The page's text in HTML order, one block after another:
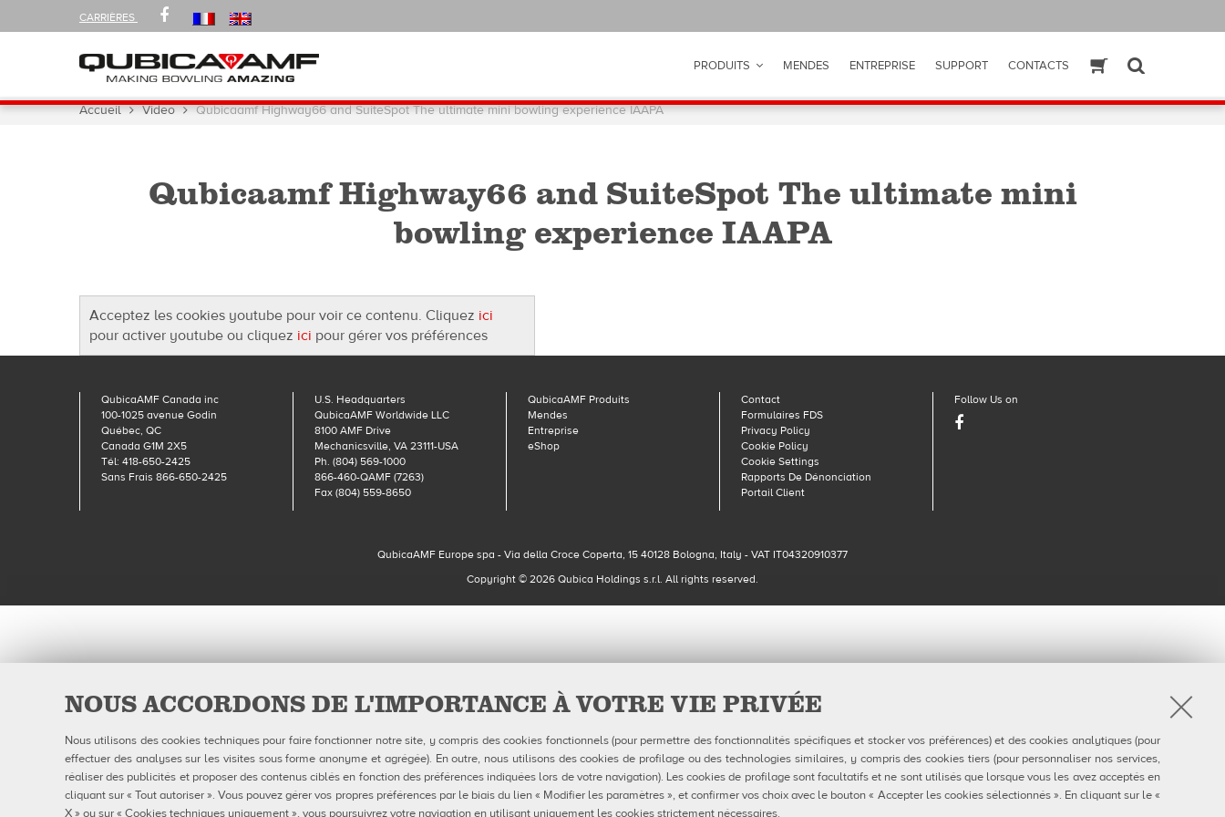
NOUS ACCORDONS DE L'IMPORTANCE À VOTRE VIE PRIVÉE
Nous utilisons des cookies techniques pour faire fonctionner notre site, y compris des cookies fonctionnels (pour permettre des fonctionnalités spécifiques et stocker vos préférences) et des cookies analytiques (pour
effectuer des analyses sur les visites sous forme anonyme et agrégée). En outre, nous utilisons des cookies de profilage ou des technologies similaires, y compris des cookies tiers (pour personnaliser nos services,
réaliser des publicités et proposer des contenus ciblés en fonction des préférences indiquées lors de votre navigation). Les cookies de profilage sont facultatifs et ne sont utilisés que lorsque vous les avez acceptés en
cliquant sur « Tout autoriser ». Vous pouvez gérer vos propres préférences par le biais du lien « Modifier les paramètres », et confirmer vos choix avec le bouton « Accepter les cookies sélectionnés ». En cliquant sur le «
X » ou sur « Cookies techniques uniquement », vous poursuivrez votre navigation en utilisant uniquement les cookies strictement nécessaires.
CARRIÈRES
FOLLOW
US
FACEBOOK
Navigation PRODUITS MENDES ENTREPRISE SUPPORT CONTACTSESHOP
Vous
Accueil Video Qubicaamf Highway66 and SuiteSpot The ultimate mini bowling experience IAAPA
Qubicaamf Highway66 and SuiteSpot The ultimate mini
bowling experience IAAPA
Acceptez les cookies youtube pour voir ce contenu. Cliquez ici
pour activer youtube ou cliquez ici pour gérer vos préférences
QubicaAMF Canada inc
100-1025 avenue Godin
Québec, QC
Canada G1M 2X5
Tél: 418-650-2425
Sans Frais 866-650-2425
U.S. Headquarters
QubicaAMF Worldwide LLC
8100 AMF Drive
Mechanicsville, VA 23111-USA
Ph. (804) 569-1000
866-460-QAMF (7263)
Fax (804) 559-8650
QubicaAMF Produits
Mendes
Entreprise
eShop
Contact
Formulaires FDS
Privacy Policy
Cookie Policy
Cookie Settings
Rapports De Dénonciation
Portail Client
Follow Us on
Facebook
QubicaAMF Europe spa - Via della Croce Coperta, 15 40128 Bologna, Italy - VAT IT04320910377
Copyright © 2026 Qubica Holdings s.r.l. All rights reserved.